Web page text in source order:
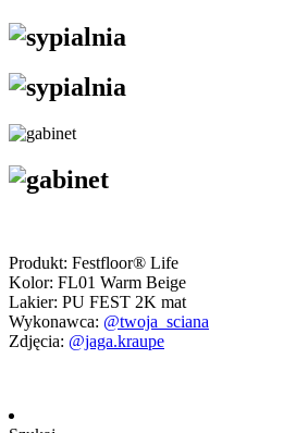
Produkt: Festfloor® Life
Kolor: FL01 Warm Beige
Lakier: PU FEST 2K mat
Wykonawca: @twoja_sciana
Zdjęcia: @jaga.kraupe